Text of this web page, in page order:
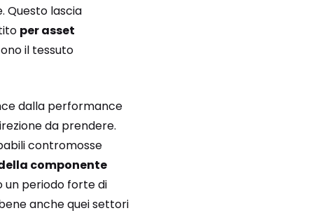
Questo lascia
per asset
il tessuto
dalla performance
da prendere.
contromosse
componente
un periodo forte di
anche quei settori